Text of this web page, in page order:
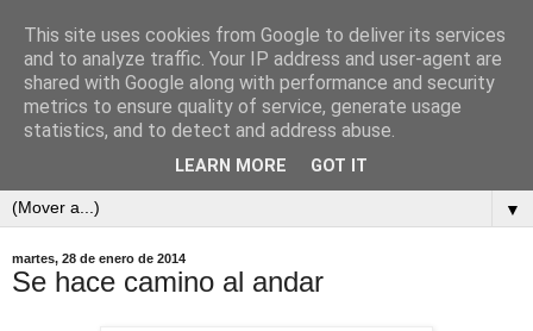
▼
martes, 28 de enero de 2014
Se hace camino al andar
This site uses cookies from Google to deliver its services
and to analyze traffic. Your IP address and user-agent are
shared with Google along with performance and security
metrics to ensure quality of service, generate usage
statistics, and to detect and address abuse.
LEARN MORE GOT IT